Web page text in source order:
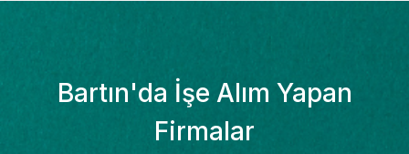
Bartın'da İşe Alım Yapan
Firmalar